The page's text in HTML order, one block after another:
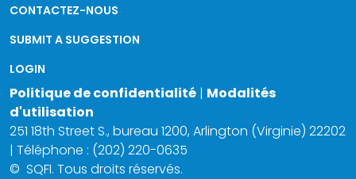
CONTACTEZ-NOUS
SUBMIT A SUGGESTION
LOGIN
Politique de confidentialité | Modalités
d'utilisation
251 18th Street S., bureau 1200, Arlington (Virginie) 22202
| Téléphone : (202) 220-0635
© SQFI. Tous droits réservés.